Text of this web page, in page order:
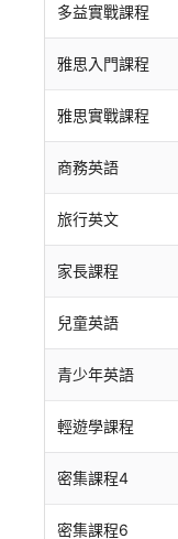
多益實戰課程
雅思入門課程
雅思實戰課程
商務英語
旅行英文
家長課程
兒童英語
青少年英語
輕遊學課程
密集課程4
密集課程6